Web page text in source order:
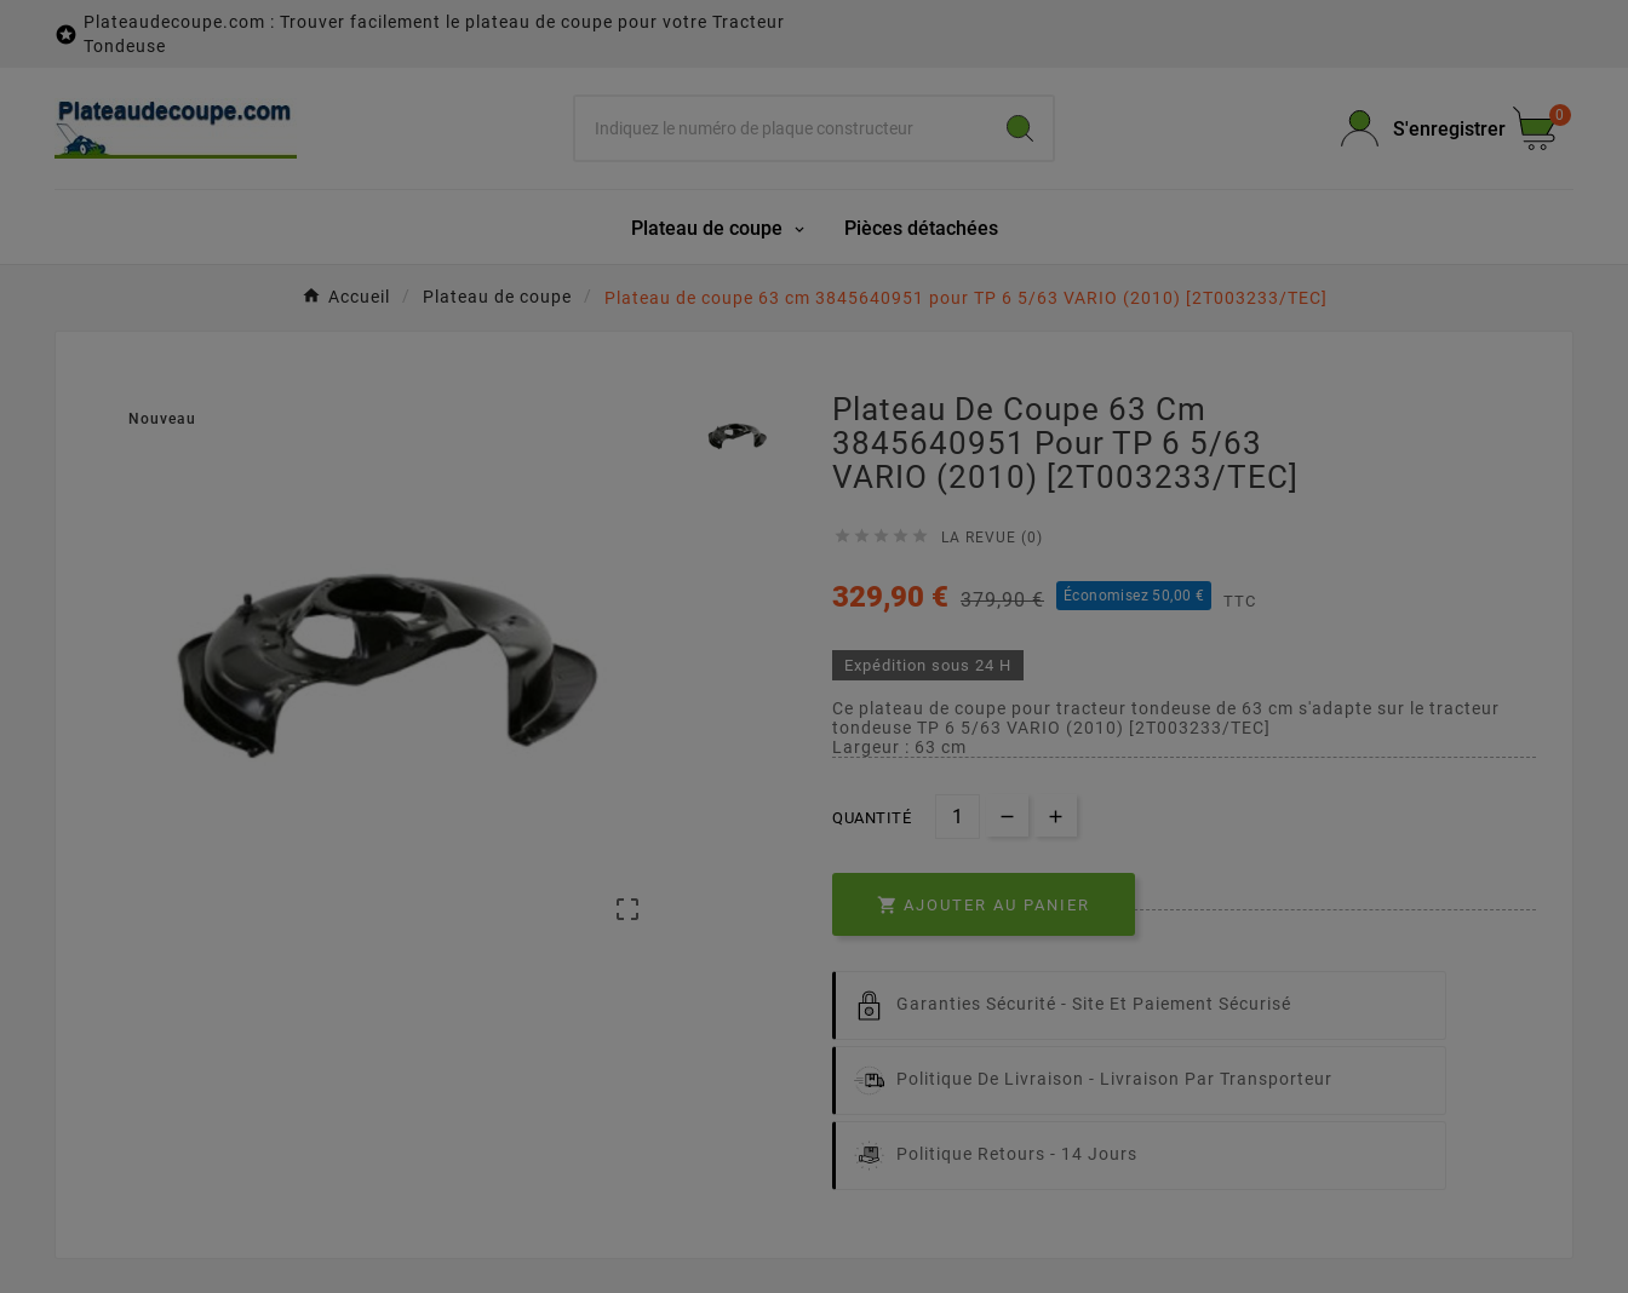

Plateaudecoupe.com : Trouver facilement le plateau de coupe pour votre Tracteur
Tondeuse
S'enregistrer
0
Plateau de coupe Pièces détachées
Accueil Plateau de coupe Plateau de coupe 63 cm 3845640951 pour TP 6 5/63 VARIO (2010) [2T003233/TEC]
Nouveau

Plateau De Coupe 63 Cm
3845640951 Pour TP 6 5/63
VARIO (2010) [2T003233/TEC]
     LA REVUE (0)
329,90 € 379,90 € Économisez 50,00 € TTC
Expédition sous 24 H
Ce plateau de coupe pour tracteur tondeuse de 63 cm s'adapte sur le tracteur
tondeuse TP 6 5/63 VARIO (2010) [2T003233/TEC]
Largeur : 63 cm
QUANTITÉ
 AJOUTER AU PANIER
Garanties Sécurité - Site Et Paiement Sécurisé
Politique De Livraison - Livraison Par Transporteur
Politique Retours - 14 Jours